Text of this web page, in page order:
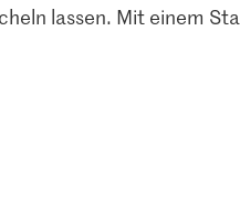
lassen. Mit einem